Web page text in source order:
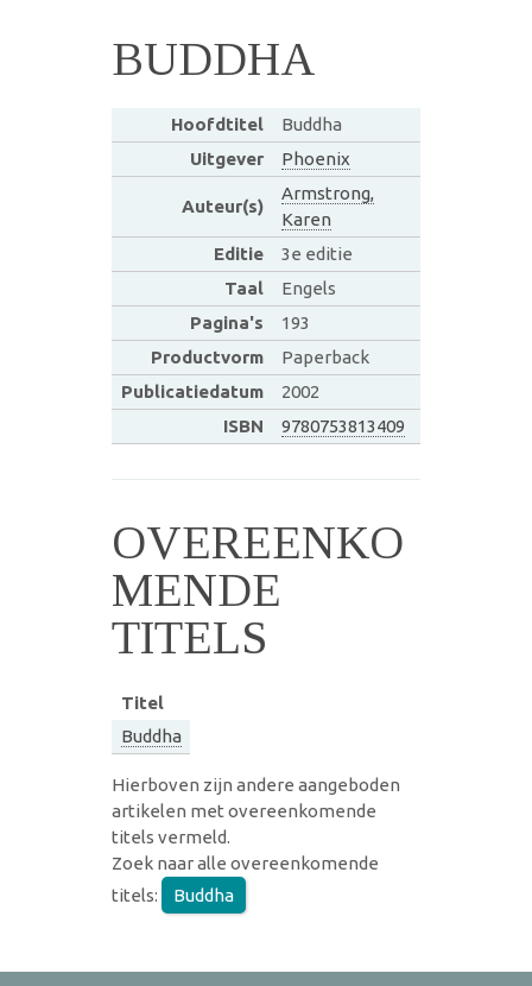
BUDDHA
Hoofdtitel
Buddha
Uitgever
Phoenix
Auteur(s)
Armstrong,
Karen
Editie
3e editie
Taal
Engels
Pagina's
193
Productvorm
Paperback
Publicatiedatum
2002
ISBN
9780753813409
OVEREENKO
MENDE
TITELS
Titel
Buddha
Hierboven zijn andere aangeboden
artikelen met overeenkomende
titels vermeld.
Zoek naar alle overeenkomende
titels:
Buddha